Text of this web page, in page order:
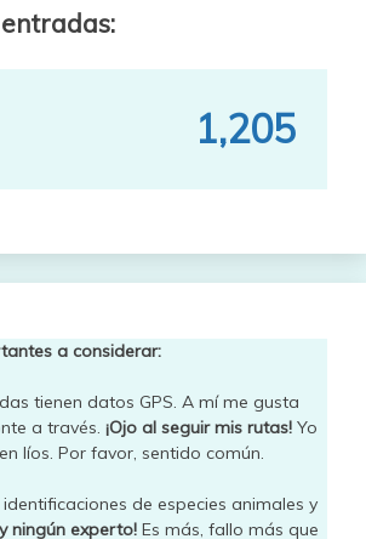
1,205
a considerar:
tienen datos GPS. A mí me gusta
a través. ¡Ojo al seguir mis rutas! Yo
líos. Por favor, sentido común.
de especies animales y
ningún experto! Es más, fallo más que